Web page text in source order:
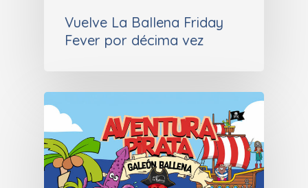
Vuelve La Ballena Friday
Fever por décima vez